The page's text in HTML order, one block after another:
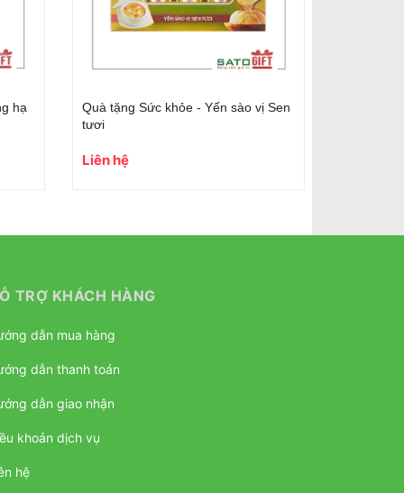
hạ
Quà tặng Sức khỏe - Yến sào vị Sen
tươi
Liên hệ
TRỢ KHÁCH HÀNG
dẫn mua hàng
dẫn thanh toán
dẫn giao nhận
khoản dịch vụ
hệ